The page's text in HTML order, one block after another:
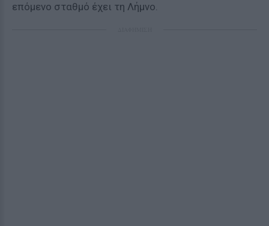
επόμενο σταθμό έχει τη Λήμνο.